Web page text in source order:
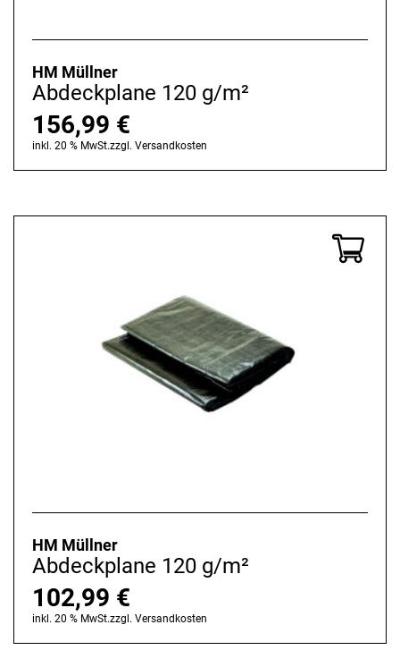
HM Müllner
Abdeckplane 120 g/m²
156,99 €
inkl. 20 % MwSt.zzgl. Versandkosten
HM Müllner
Abdeckplane 120 g/m²
102,99 €
inkl. 20 % MwSt.zzgl. Versandkosten